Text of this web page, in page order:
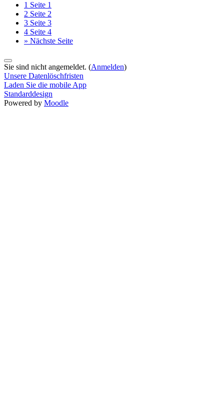
1 Seite 1
2 Seite 2
3 Seite 3
4 Seite 4
» Nächste Seite
Sie sind nicht angemeldet. (Anmelden)
Unsere Datenlöschfristen
Laden Sie die mobile App
Standarddesign
Powered by Moodle